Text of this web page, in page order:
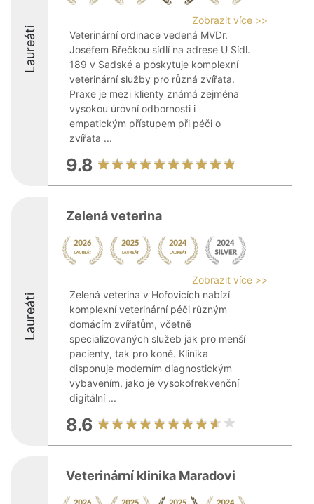
Laureáti
Zobrazit více >>
Veterinární ordinace vedená MVDr.
Josefem Břečkou sídlí na adrese U Sídl.
189 v Sadské a poskytuje komplexní
veterinární služby pro různá zvířata.
Praxe je mezi klienty známá zejména
vysokou úrovní odbornosti i
empatickým přístupem při péči o
zvířata ...
9.8
Laureáti
Zelená veterina
Zobrazit více >>
Zelená veterina v Hořovicích nabízí
komplexní veterinární péči různým
domácím zvířatům, včetně
specializovaných služeb jak pro menší
pacienty, tak pro koně. Klinika
disponuje moderním diagnostickým
vybavením, jako je vysokofrekvenční
digitální ...
8.6
Veterinární klinika Maradovi